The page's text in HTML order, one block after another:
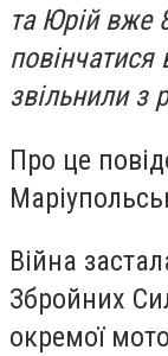
та Юрій вже
звільнили з
Про це
Війна
Збройних
окремої